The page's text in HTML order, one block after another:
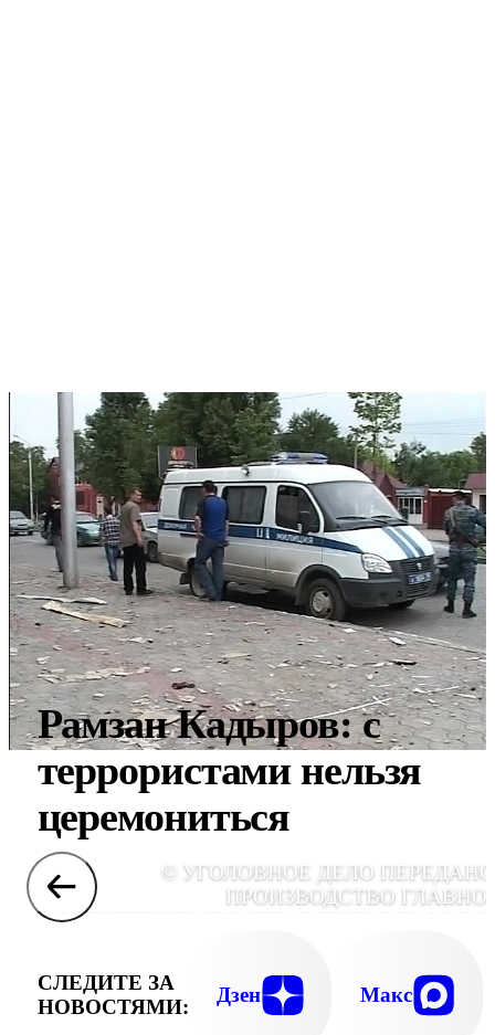
Рамзан Кадыров: с
террористами нельзя
церемониться
© УГОЛОВНОЕ ДЕЛО
ПРОИЗВОДСТВО
СЛЕДСТВЕННОГО УПРАВЛЕНИЯ СК
ОКРУГУ. ДЛЯ РАССЛЕДОВАНИЯ В
ВЫЕХАЛИ СОТРУДНИКИ
АППАРАТА СЛЕДСТВЕННОГО
СЛЕДИТЕ ЗА
НОВОСТЯМИ:
Дзен Макс